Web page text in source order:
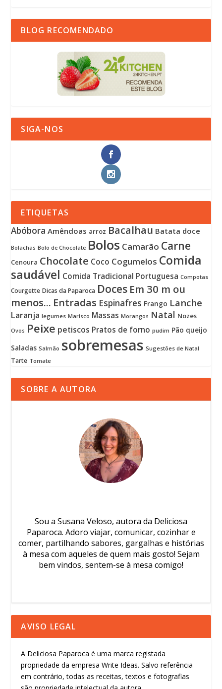
BLOG RECOMENDADO
SIGA-NOS
ETIQUETAS
Abóbora Amêndoas arroz Bacalhau Batata doce
Bolachas Bolo de Chocolate Bolos Camarão Carne
Cenoura Chocolate Coco Cogumelos Comida
saudável Comida Tradicional Portuguesa Compotas
Courgette Dicas da Paparoca Doces Em 30 m ou
menos... Entradas Espinafres Frango Lanche
Laranja legumes Marisco Massas Morangos Natal Nozes
Ovos Peixe petiscos Pratos de forno pudim Pão queijo
Saladas Salmão sobremesas Sugestões de Natal
Tarte Tomate
SOBRE A AUTORA
Sou a Susana Veloso, autora da Deliciosa
Paparoca. Adoro viajar, comunicar, cozinhar e
comer, partilhando sabores, gargalhas e histórias
à mesa com aqueles de quem mais gosto! Sejam
bem vindos, sentem-se à mesa comigo!
AVISO LEGAL
A Deliciosa Paparoca é uma marca registada
propriedade da empresa Write Ideas. Salvo referência
em contrário, todas as receitas, textos e fotografias